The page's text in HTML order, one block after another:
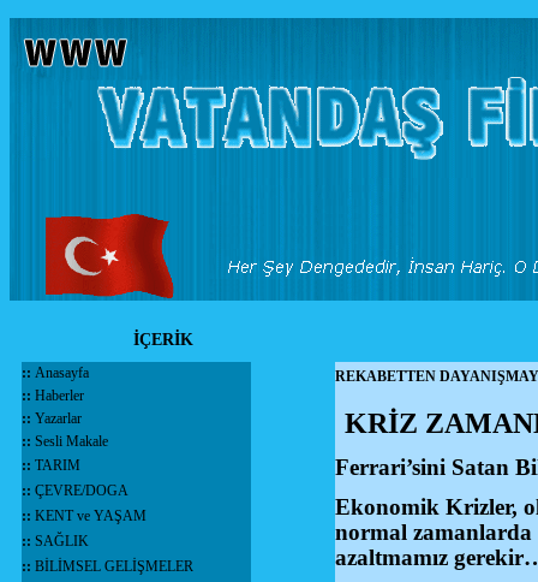
İÇERİK
:: Anasayfa
:: Haberler
:: Yazarlar
:: Sesli Makale
:: TARIM
:: ÇEVRE/DOGA
:: KENT ve YAŞAM
:: SAĞLIK
:: BİLİMSEL GELİŞMELER
REKABETTEN
KRİZ
Ferrari’sini Satan
Ekonomik Krizler,
normal
azaltmamız